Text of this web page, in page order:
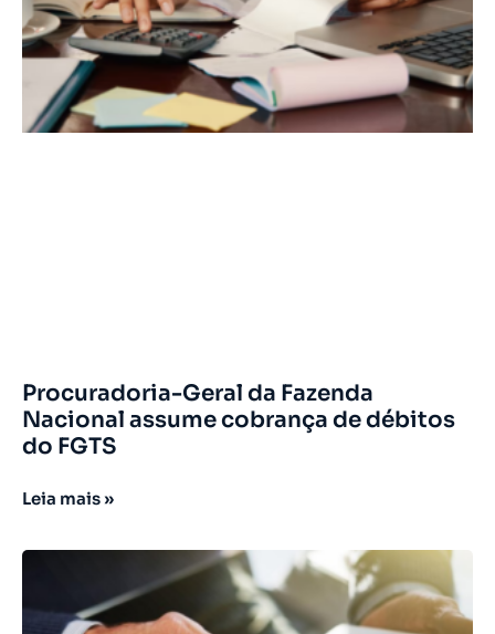
Procuradoria-Geral da Fazenda
Nacional assume cobrança de débitos
do FGTS
Leia mais »